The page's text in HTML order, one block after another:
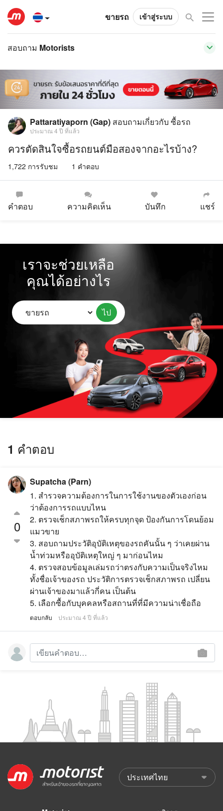
ขายรถ เข้าสู่ระบบ
สอบถาม Motorists
Pattaratiyaporn (Gap) สอบถามเกี่ยวกับ ซื้อรถ
ประมาณ 4 ปี ที่แล้ว
ควรตัดสินใจซื้อรถยนต์มือสองจากอะไรบ้าง?
1,722 การรับชม 1 คำตอบ
คำตอบ ความคิดเห็น บันทึก แชร์
เราจะช่วยเหลือ
คุณได้อย่างไร
ไป
1 คำตอบ
0
Supatcha (Parn)
1. สำรวจความต้องการในการใช้งานของตัวเองก่อน
ว่าต้องการรถแบบไหน
2. ตรวจเช็กสภาพรถให้ครบทุกจุด ป้องกันการโดนย้อม
แมวขาย
3. สอบถามประวัติอุบัติเหตุของรถคันนั้น ๆ ว่าเคยผ่าน
น้ำท่วมหรืออุบัติเหตุใหญ่ ๆ มาก่อนไหม
4. ตรวจสอบข้อมูลเล่มรถว่าตรงกับความเป็นจริงไหม
ทั้งชื่อเจ้าของรถ ประวัติการตรวจเช็กสภาพรถ เปลี่ยน
ผ่านเจ้าของมาแล้วกี่คน เป็นต้น
5. เลือกซื้อกับบุคคลหรือสถานที่ที่มีความน่าเชื่อถือ
ตอบกลับ ประมาณ 4 ปี ที่แล้ว